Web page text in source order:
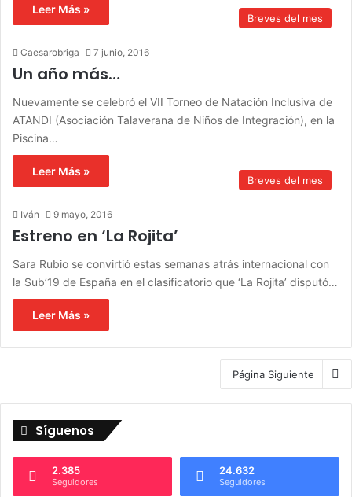
Leer Más »
Breves del mes
Caesarobriga 7 junio, 2016
Un año más…
Nuevamente se celebró el VII Torneo de Natación Inclusiva de
ATANDI (Asociación Talaverana de Niños de Integración), en la
Piscina…
Leer Más »
Breves del mes
Iván 9 mayo, 2016
Estreno en ‘La Rojita’
Sara Rubio se convirtió estas semanas atrás internacional con
la Sub’19 de España en el clasificatorio que ‘La Rojita’ disputó…
Leer Más »
Página Siguiente
Síguenos
2.385
Seguidores
24.632
Seguidores